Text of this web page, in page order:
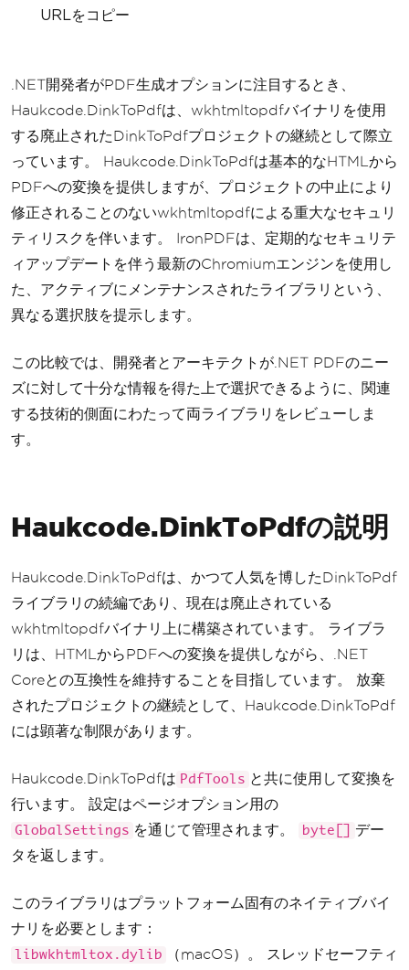
URLをコピー
.NET開発者がPDF生成オプションに注目するとき、
Haukcode.DinkToPdfは、wkhtmltopdfバイナリを使用
する廃止されたDinkToPdfプロジェクトの継続として際立
っています。 Haukcode.DinkToPdfは基本的なHTMLから
PDFへの変換を提供しますが、プロジェクトの中止により
修正されることのないwkhtmltopdfによる重大なセキュリ
ティリスクを伴います。 IronPDFは、定期的なセキュリテ
ィアップデートを伴う最新のChromiumエンジンを使用し
た、アクティブにメンテナンスされたライブラリという、
異なる選択肢を提示します。
この比較では、開発者とアーキテクトが.NET PDFのニー
ズに対して十分な情報を得た上で選択できるように、関連
する技術的側面にわたって両ライブラリをレビューしま
す。
Haukcode.DinkToPdfの説明
Haukcode.DinkToPdfは、かつて人気を博したDinkToPdf
ライブラリの続編であり、現在は廃止されている
wkhtmltopdfバイナリ上に構築されています。 ライブラ
リは、HTMLからPDFへの変換を提供しながら、.NET
Coreとの互換性を維持することを目指しています。 放棄
されたプロジェクトの継続として、Haukcode.DinkToPdf
には顕著な制限があります。
Haukcode.DinkToPdfは PdfTools と共に使用して変換を
行います。 設定はページオプション用の
GlobalSettings を通じて管理されます。 byte[]
デー
タを返します。
このライブラリはプラットフォーム固有のネイティブバイ
ナリを必要とします：
libwkhtmltox.dylib
（macOS）。 スレッドセーフティ